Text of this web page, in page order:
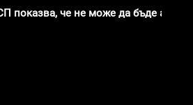
показва, че не може да бъде